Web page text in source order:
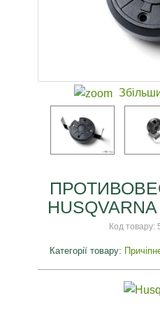
Код товару:
Категорії товару: